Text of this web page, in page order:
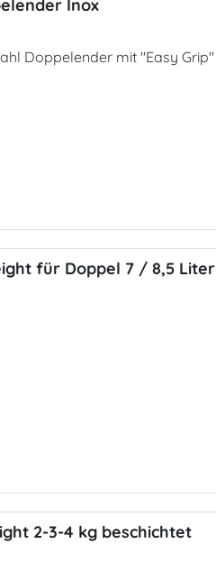
Inox
Doppelender mit "Easy Grip"
für Doppel 7 / 8,5 Liter
2-3-4 kg beschichtet